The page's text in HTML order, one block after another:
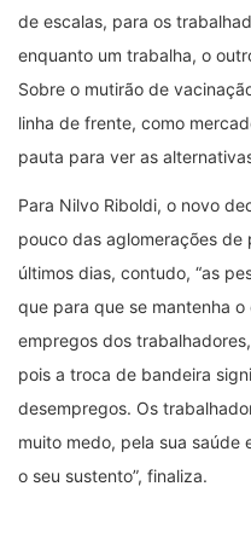
de escalas, para os
enquanto um trabalha, o
Sobre o mutirão de
linha de frente, como
pauta para ver as
Para Nilvo Riboldi, o novo
pouco das aglomerações de
últimos dias, contudo, “as
que para que se mantenha
empregos dos
pois a troca de bandeira
desempregos. Os
muito medo, pela sua saúde
o seu sustento”, finaliza.